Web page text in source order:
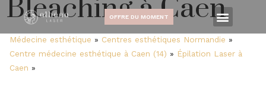
OFFRE DU MOMENT
Bleaching à Caen
Médecine esthétique » Centres esthétiques Normandie »
Centre médecine esthétique à Caen (14) » Épilation Laser à
Caen »